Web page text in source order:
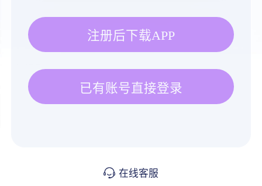
注册后下载APP
已有账号直接登录
在线客服